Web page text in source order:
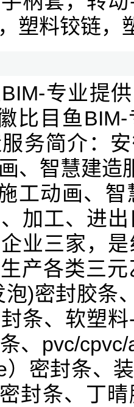
塑料铰链，
专业提
比目鱼
务简介：
、智慧建造
工动画、
加工、进
业三家，
产各类三
泡)密封胶条
条、软塑
、pvc/
）密封条、
封条、丁